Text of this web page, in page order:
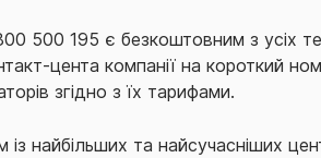
500 195 є безкоштовним з усіх
цента компанії на короткий
згідно з їх тарифами.
найбільших та найсучасніших